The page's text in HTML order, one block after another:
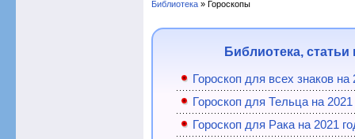
Библиотека » Гороскопы
Библиотека,
Гороскоп для всех знаков на
Гороскоп для Тельца на 2021
Гороскоп для Рака на 2021